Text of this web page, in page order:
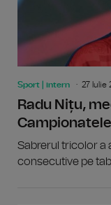
Sport | intern 27 Iulie
Radu Nițu,
Sabrerul tricolor a
consecutive pe